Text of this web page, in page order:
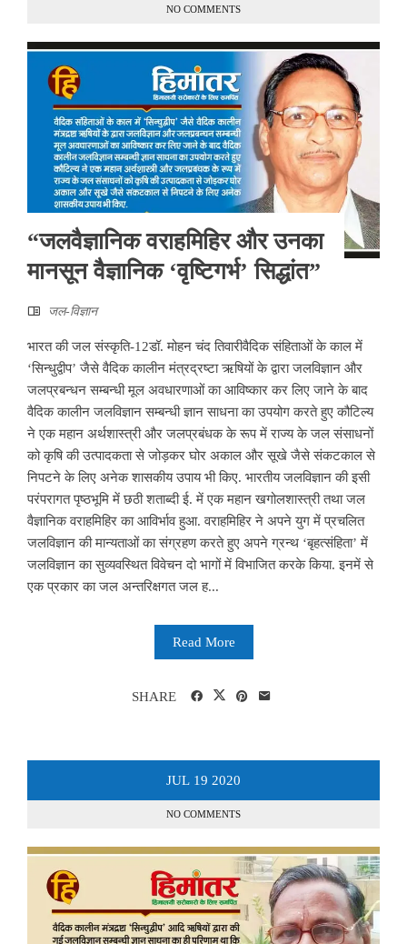
NO COMMENTS
“जलवैज्ञानिक वराहमिहिर और उनका
मानसून वैज्ञानिक ‘वृष्टिगर्भ’ सिद्धांत”
जल-विज्ञान
भारत की जल संस्कृति-12डॉ. मोहन चंद तिवारीवैदिक संहिताओं के काल में
‘सिन्धुद्वीप’ जैसे वैदिक कालीन मंत्रद्रष्टा ऋषियों के द्वारा जलविज्ञान और
जलप्रबन्धन सम्बन्धी मूल अवधारणाओं का आविष्कार कर लिए जाने के बाद
वैदिक कालीन जलविज्ञान सम्बन्धी ज्ञान साधना का उपयोग करते हुए कौटिल्य
ने एक महान अर्थशास्त्री और जलप्रबंधक के रूप में राज्य के जल संसाधनों
को कृषि की उत्पादकता से जोड़कर घोर अकाल और सूखे जैसे संकटकाल से
निपटने के लिए अनेक शासकीय उपाय भी किए. भारतीय जलविज्ञान की इसी
परंपरागत पृष्ठभूमि में छठी शताब्दी ई. में एक महान खगोलशास्त्री तथा जल
वैज्ञानिक वराहमिहिर का आविर्भाव हुआ. वराहमिहिर ने अपने युग में प्रचलित
जलविज्ञान की मान्यताओं का संग्रहण करते हुए अपने ग्रन्थ ‘बृहत्संहिता’ में
जलविज्ञान का सुव्यवस्थित विवेचन दो भागों में विभाजित करके किया. इनमें से
एक प्रकार का जल अन्तरिक्षगत जल ह...
Read More
SHARE
JUL 19 2020
NO COMMENTS